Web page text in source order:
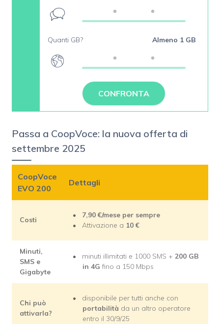
Quanti GB? Almeno 1 GB
CONFRONTA
Passa a CoopVoce: la nuova offerta di
settembre 2025
CoopVoce
EVO 200
Dettagli
Costi
7,90 €/mese per sempre
Attivazione a 10€
Minuti,
SMS e
Gigabyte
minuti illimitati e 1000 SMS + 200 GB
in 4G fino a 150 Mbps
Chi può
attivarla?
disponibile per tutti anche con
portabilità da un altro operatore
entro il 30/9/25